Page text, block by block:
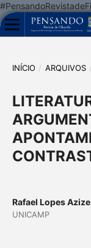
INÍCIO / ARQUIVOS /
Rafael Lopes Azize
UNICAMP